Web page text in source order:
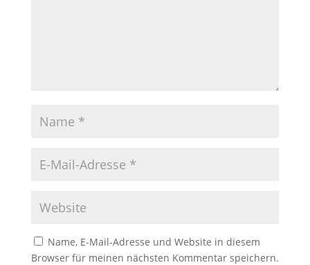
Name, E-Mail-Adresse und Website in diesem
Browser für meinen nächsten Kommentar speichern.